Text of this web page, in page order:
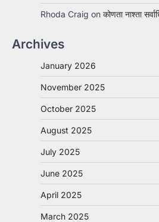
Rhoda Craig on कोणता नाश्ता
Archives
January 2026
November 2025
October 2025
August 2025
July 2025
June 2025
April 2025
March 2025